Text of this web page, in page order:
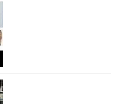
- новый раздел и
локальных